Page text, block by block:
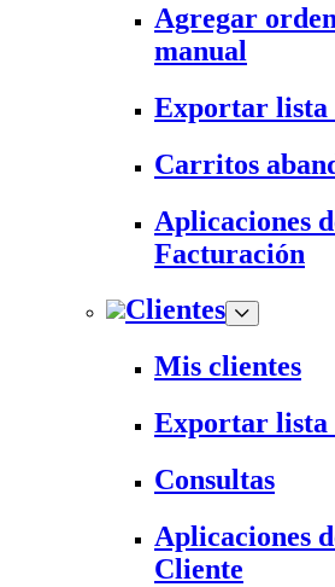
Agregar
manual
Exportar lista
Carritos
Aplicaciones
Facturación
Clientes
Mis clientes
Exportar lista
Consultas
Aplicaciones
Cliente